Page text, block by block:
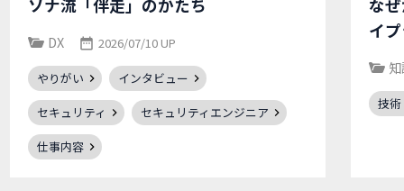
ソナ流「伴走」のかたち
DX 2026/07/10 UP
やりがい
インタビュー
セキュリティ
セキュリティエンジニア
仕事内容
な
イ
技術